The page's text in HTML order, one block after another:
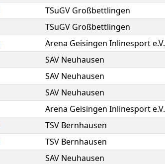
TSuGV Großbettlingen
TSuGV Großbettlingen
Arena Geisingen Inlinesport e.V.
SAV Neuhausen
SAV Neuhausen
SAV Neuhausen
Arena Geisingen Inlinesport e.V.
TSV Bernhausen
TSV Bernhausen
SAV Neuhausen